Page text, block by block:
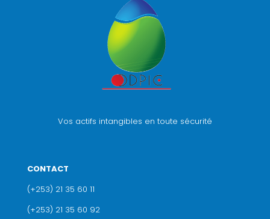
Vos actifs intangibles en toute sécurité
CONTACT
(+253) 21 35 60 11
(+253) 21 35 60 92